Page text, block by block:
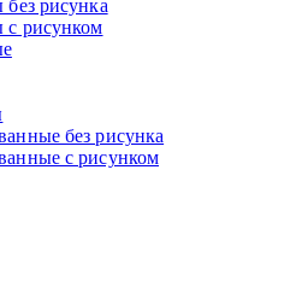
рисунка
с рисунком
без рисунка
с рисунком